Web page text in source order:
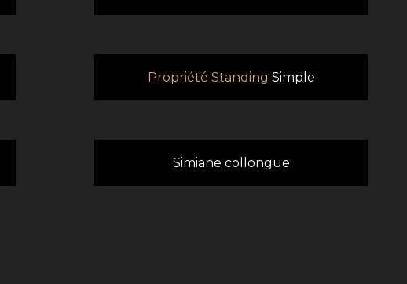
Propriété Standing Simple
Simiane collongue